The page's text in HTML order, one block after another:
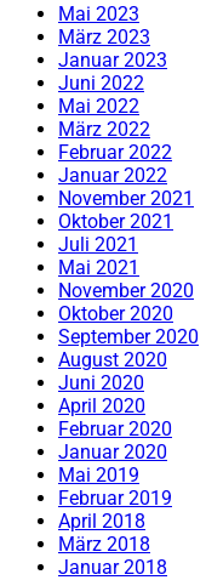
Mai 2023
März 2023
Januar 2023
Juni 2022
Mai 2022
März 2022
Februar 2022
Januar 2022
November 2021
Oktober 2021
Juli 2021
Mai 2021
November 2020
Oktober 2020
September 2020
August 2020
Juni 2020
April 2020
Februar 2020
Januar 2020
Mai 2019
Februar 2019
April 2018
März 2018
Januar 2018